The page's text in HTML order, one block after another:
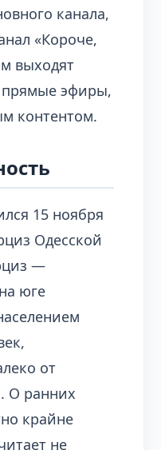
канала,
«Короче,
выходят
эфиры,
контентом.
15 ноября
Одесской
—
юге
от
О ранних
крайне
не